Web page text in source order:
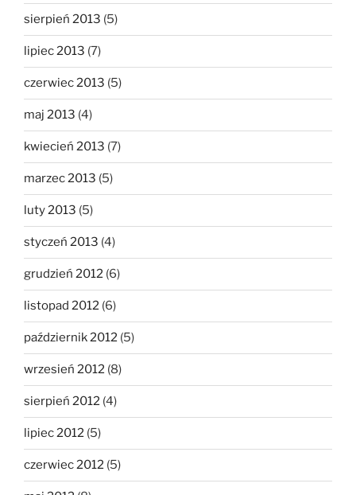
sierpień 2013 (5)
lipiec 2013 (7)
czerwiec 2013 (5)
maj 2013 (4)
kwiecień 2013 (7)
marzec 2013 (5)
luty 2013 (5)
styczeń 2013 (4)
grudzień 2012 (6)
listopad 2012 (6)
październik 2012 (5)
wrzesień 2012 (8)
sierpień 2012 (4)
lipiec 2012 (5)
czerwiec 2012 (5)